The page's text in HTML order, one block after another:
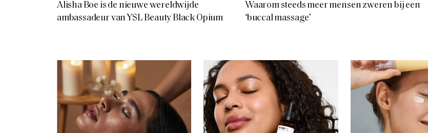
Alisha Boe is de nieuwe wereldwijde
ambassadeur van YSL Beauty Black Opium
Waarom steeds meer mensen zweren bij een
‘buccal massage’